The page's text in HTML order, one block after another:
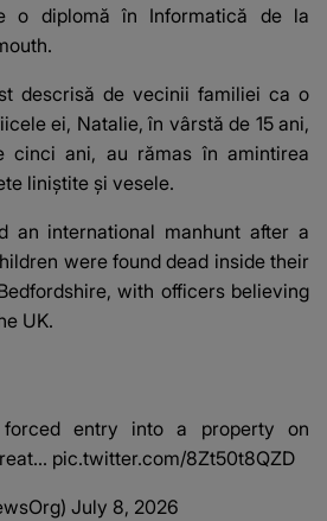
o diplomă în Informatică de la
descrisă de vecinii familiei ca o
ei, Natalie, în vârstă de 15 ani,
cinci ani, au rămas în amintirea
liniștite și vesele.
an international manhunt after a
were found dead inside their
with officers believing
UK.
forced entry into a property on
pic.twitter.com/8Zt50t8QZD
July 8, 2026